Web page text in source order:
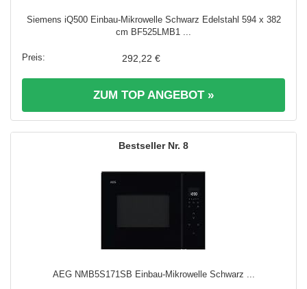
Siemens iQ500 Einbau-Mikrowelle Schwarz Edelstahl 594 x 382
cm BF525LMB1 ...
292,22 €
ZUM TOP ANGEBOT »
8
AEG NMB5S171SB Einbau-Mikrowelle Schwarz ...